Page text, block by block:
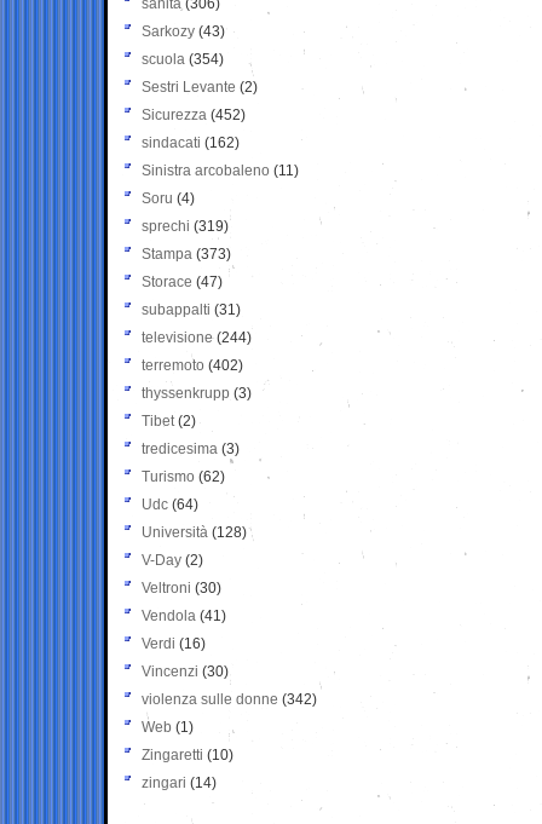
sanità (306)
Sarkozy (43)
scuola (354)
Sestri Levante (2)
Sicurezza (452)
sindacati (162)
Sinistra arcobaleno (11)
Soru (4)
sprechi (319)
Stampa (373)
Storace (47)
subappalti (31)
televisione(244)
terremoto (402)
thyssenkrupp (3)
Tibet(2)
tredicesima (3)
Turismo (62)
Udc (64)
Università (128)
V-Day (2)
Veltroni (30)
Vendola (41)
Verdi (16)
Vincenzi (30)
violenza sulle donne (342)
Web (1)
Zingaretti (10)
zingari (14)